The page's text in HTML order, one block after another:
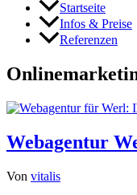
Startseite
Infos & Preise
Referenzen
Webagentur
Von vitalis